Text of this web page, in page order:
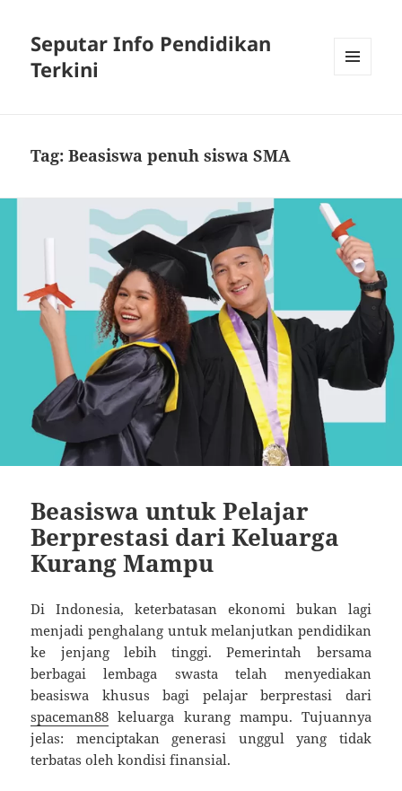
Seputar Info Pendidikan
Terkini
Tag:Beasiswa penuh siswa SMA
Beasiswa untuk Pelajar
Berprestasi dari Keluarga
Kurang Mampu
Di Indonesia, keterbatasan ekonomi bukan lagi
menjadi penghalang untuk melanjutkan pendidikan
ke jenjang lebih tinggi. Pemerintah bersama
berbagai lembaga swasta telah menyediakan
beasiswa khusus bagi pelajar berprestasi dari
spaceman88 keluarga kurang mampu. Tujuannya
jelas: menciptakan generasi unggul yang tidak
terbatas oleh kondisi finansial.